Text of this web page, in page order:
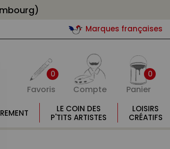
Marques françaises
0
Favoris Compte
0
Panier
LE COIN DES
P'TITS ARTISTES
LOISIRS
CRÉATIFS